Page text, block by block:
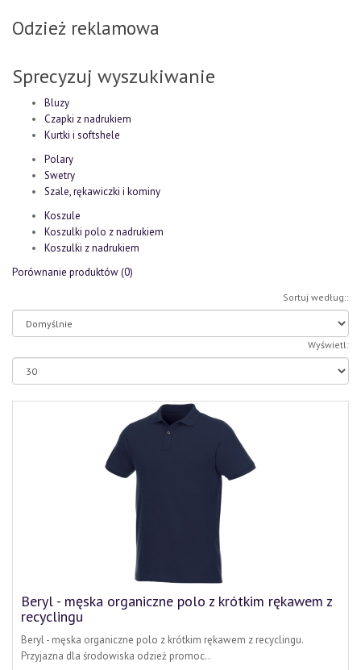
Odzież reklamowa
Sprecyzuj wyszukiwanie
Bluzy
Czapki z nadrukiem
Kurtki i softshele
Polary
Swetry
Szale, rękawiczki i kominy
Koszule
Koszulki polo z nadrukiem
Koszulki z nadrukiem
Porównanie produktów (0)
Sortuj według::
Wyświetl:
Beryl - męska organiczne polo z krótkim rękawem z
recyclingu
Beryl - męska organiczne polo z krótkim rękawem z recyclingu.
Przyjazna dla środowiska odzież promoc..